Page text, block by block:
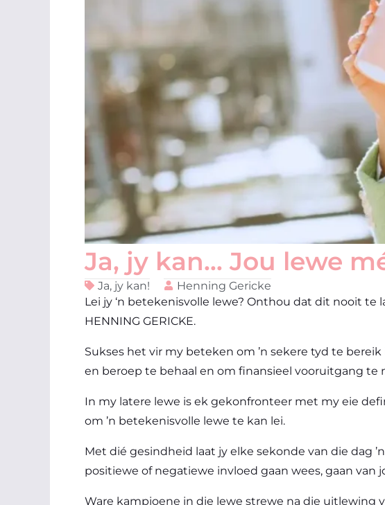
Ja, jy kan… Jou lewe
Ja, jy kan!
Henning Gericke
Lei jy ‘n betekenisvolle lewe? Onthou dat dit nooit
HENNING GERICKE.
Sukses het vir my beteken om ’n sekere tyd te
en beroep te behaal en om finansieel vooruitgang te
In my latere lewe is ek gekonfronteer met my eie
om ’n betekenisvolle lewe te kan lei.
Met dié gesindheid laat jy elke sekonde van die dag
positiewe of negatiewe invloed gaan wees, gaan van
Ware kampioene in die lewe strewe na die uitlewing